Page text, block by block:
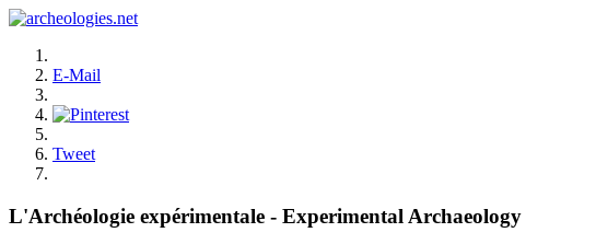
E-Mail
Tweet
L'Archéologie expérimentale - Experimental Archaeology